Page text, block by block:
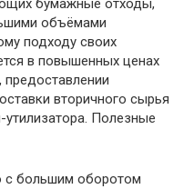
бумажные отходы,
объёмами
подходу своих
в повышенных ценах
предоставлении
вторичного сырья
Полезные
большим оборотом